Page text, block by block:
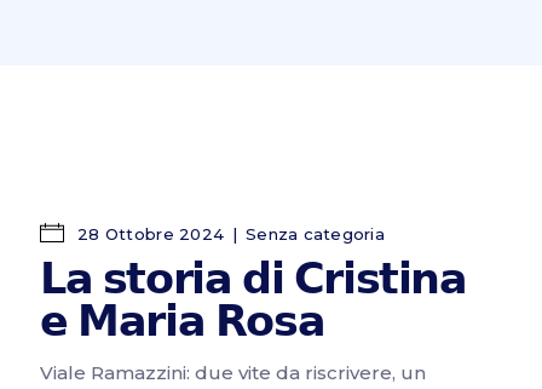
28 Ottobre 2024 Senza categoria
𝗟𝗮 𝘀𝘁𝗼𝗿𝗶𝗮 𝗱𝗶 𝗖𝗿𝗶𝘀𝘁𝗶𝗻𝗮
𝗲 𝗠𝗮𝗿𝗶𝗮 𝗥𝗼𝘀𝗮
Viale Ramazzini: due vite da riscrivere, un